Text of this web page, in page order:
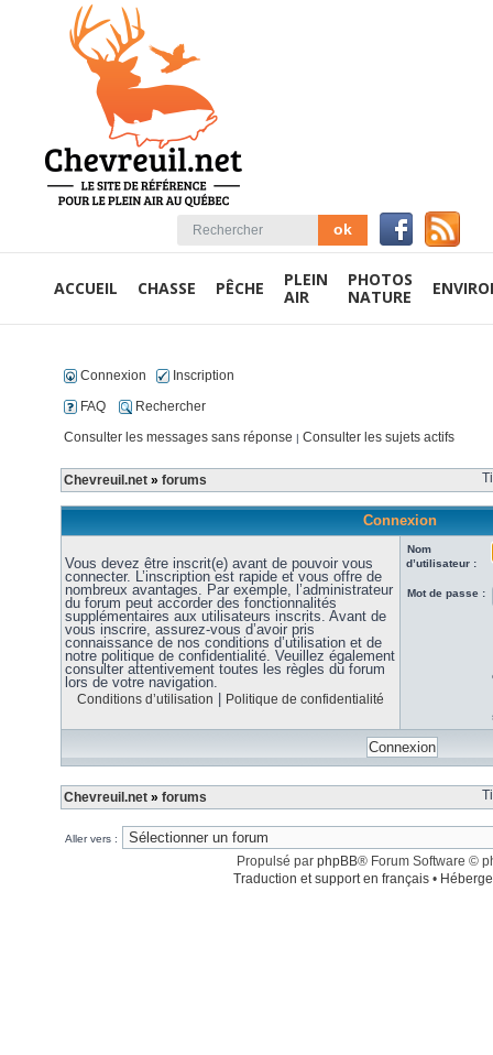
ACCUEIL CHASSE PÊCHE
PLEIN
AIR
PHOTOS
NATURE
Connexion
Inscription
FAQ
Rechercher
Consulter les messages sans réponse | Consulter les sujets actifs
Chevreuil.net » forums
Connexion
Vous devez être inscrit(e) avant de pouvoir vous
connecter. L’inscription est rapide et vous offre de
nombreux avantages. Par exemple, l’administrateur
du forum peut accorder des fonctionnalités
supplémentaires aux utilisateurs inscrits. Avant de
vous inscrire, assurez-vous d’avoir pris
connaissance de nos conditions d’utilisation et de
notre politique de confidentialité. Veuillez également
consulter attentivement toutes les règles du forum
lors de votre navigation.
Conditions d’utilisation Politique de confidentialité
Nom
d’utilisateur :
Mot de passe :
Chevreuil.net » forums
Aller vers :
Propulsé par phpBB® Forum Software ©
Traduction et support en français •